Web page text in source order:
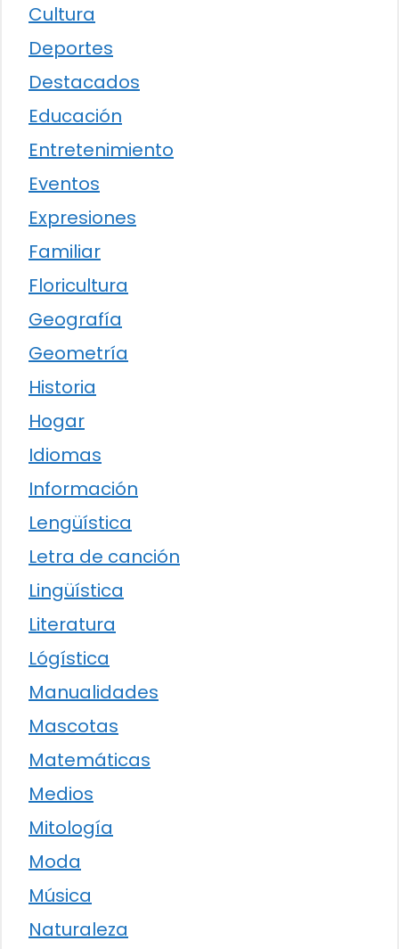
Cultura
Deportes
Destacados
Educación
Entretenimiento
Eventos
Expresiones
Familiar
Floricultura
Geografía
Geometría
Historia
Hogar
Idiomas
Información
Lengüística
Letra de canción
Lingüística
Literatura
Lógística
Manualidades
Mascotas
Matemáticas
Medios
Mitología
Moda
Música
Naturaleza